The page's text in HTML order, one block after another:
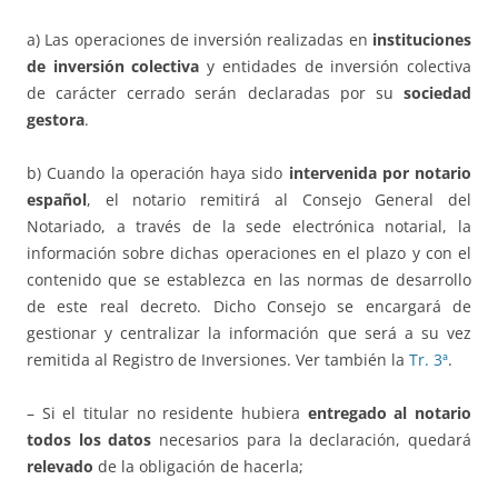
a) Las operaciones de inversión realizadas en instituciones
de inversión colectiva y entidades de inversión colectiva
de carácter cerrado serán declaradas por su sociedad
gestora.
b) Cuando la operación haya sido intervenida por notario
español, el notario remitirá al Consejo General del
Notariado, a través de la sede electrónica notarial, la
información sobre dichas operaciones en el plazo y con el
contenido que se establezca en las normas de desarrollo
de este real decreto. Dicho Consejo se encargará de
gestionar y centralizar la información que será a su vez
remitida al Registro de Inversiones. Ver también la Tr. 3ª.
– Si el titular no residente hubiera entregado al notario
todos los datos necesarios para la declaración, quedará
relevado de la obligación de hacerla;